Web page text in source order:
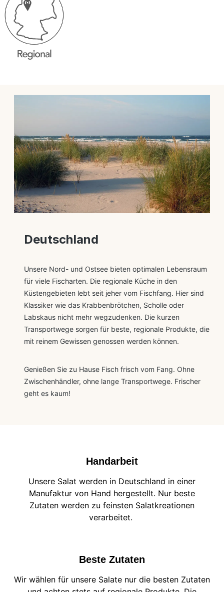
Deutschland
Unsere Nord- und Ostsee bieten optimalen Lebensraum
für viele Fischarten. Die regionale Küche in den
Küstengebieten lebt seit jeher vom Fischfang. Hier sind
Klassiker wie das Krabbenbrötchen, Scholle oder
Labskaus nicht mehr wegzudenken. Die kurzen
Transportwege sorgen für beste, regionale Produkte, die
mit reinem Gewissen genossen werden können.
Genießen Sie zu Hause Fisch frisch vom Fang. Ohne
Zwischenhändler, ohne lange Transportwege. Frischer
geht es kaum!
Handarbeit
Unsere Salat werden in Deutschland in einer
Manufaktur von Hand hergestellt. Nur beste
Zutaten werden zu feinsten Salatkreationen
verarbeitet.
Beste Zutaten
Wir wählen für unsere Salate nur die besten Zutaten